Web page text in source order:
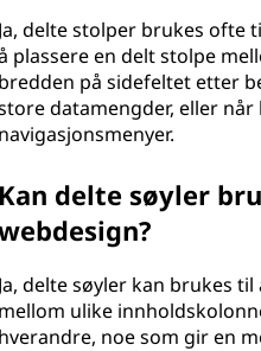
Ja, delte stolper brukes ofte
plassere en delt stolpe
bredden på sidefeltet etter
datamengder, eller
navigasjonsmenyer.
Kan delte søyler
Ja, delte søyler kan brukes
mellom ulike
hverandre, noe som gir en